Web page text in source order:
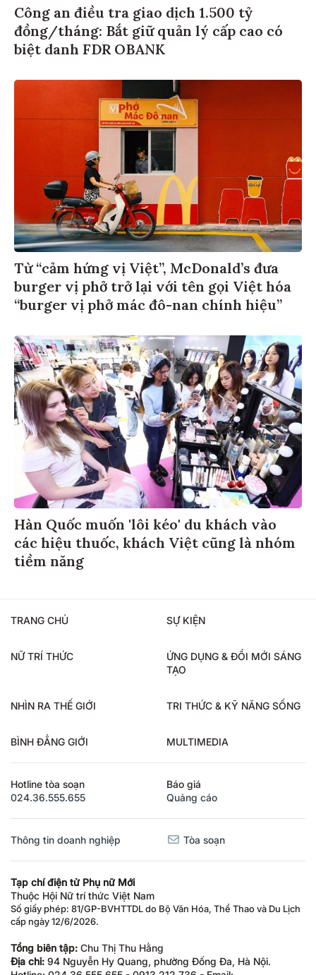
Công an điều tra giao dịch 1.500 tỷ
đồng/tháng: Bắt giữ quản lý cấp cao có
biệt danh FDR OBANK
Từ “cảm hứng vị Việt”, McDonald’s đưa
burger vị phở trở lại với tên gọi Việt hóa
“burger vị phở mác đô-nan chính hiệu”
Hàn Quốc muốn 'lôi kéo' du khách vào
các hiệu thuốc, khách Việt cũng là nhóm
tiềm năng
TRANG CHỦ SỰ KIỆN
NỮ TRÍ THỨC
ỨNG DỤNG & ĐỔI MỚI SÁNG
TẠO
NHÌN RA THẾ GIỚI TRI THỨC & KỸ NĂNG SỐNG
BÌNH ĐẲNG GIỚI MULTIMEDIA
Hotline tòa soạn
024.36.555.655
Báo giá
Quảng cáo
Thông tin doanh nghiệp Tòa soạn
Tạp chí điện tử Phụ nữ Mới
Thuộc Hội Nữ trí thức Việt Nam
Số giấy phép: 81/GP-BVHTTDL do Bộ Văn Hóa, Thể Thao và Du Lịch
cấp ngày 12/6/2026.
Tổng biên tập: Chu Thị Thu Hằng
Địa chỉ: 94 Nguyễn Hy Quang, phường Đống Đa, Hà Nội.
Hotline: 024.36.555.655 - 0913.212.736 - Email: